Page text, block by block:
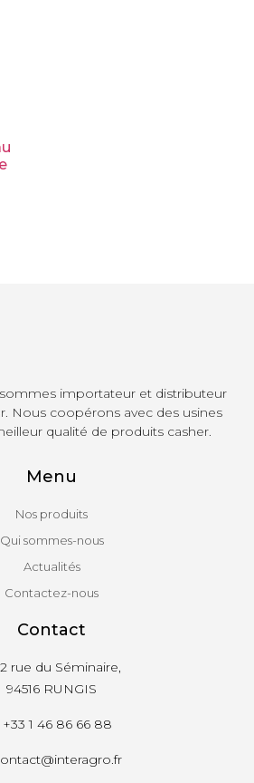
importateur et distributeur
Nous coopérons avec des usines
qualité de produits casher.
Menu
Nos produits
Qui sommes-nous
Actualités
Contactez-nous
Contact
rue du Séminaire,
94516 RUNGIS
+33 1 46 86 66 88